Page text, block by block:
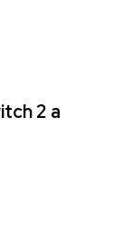
2 a